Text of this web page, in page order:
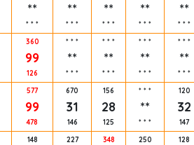
**
* * *
**
* * *
**
* * *
**
* * *
**
* * *
360
99
126
* * *
**
* * *
* * *
**
* * *
* * *
**
* * *
* * *
**
* * *
577
99
478
670
31
146
156
28
125
* * *
**
* * *
120
32
147
148 227 348 250 128